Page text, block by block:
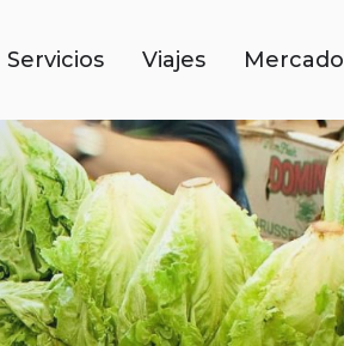
Servicios Viajes Mercado